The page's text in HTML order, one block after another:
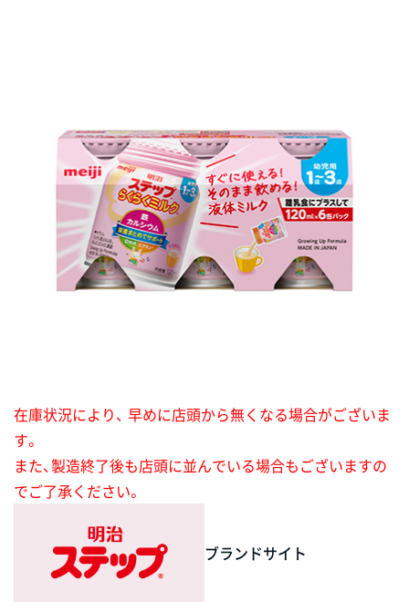
在庫状況により、 早めに店頭から無くなる場合がございま
す。
また、製造終了後も店頭に並んでいる場合もございますの
でご了承ください。
ブランドサイト